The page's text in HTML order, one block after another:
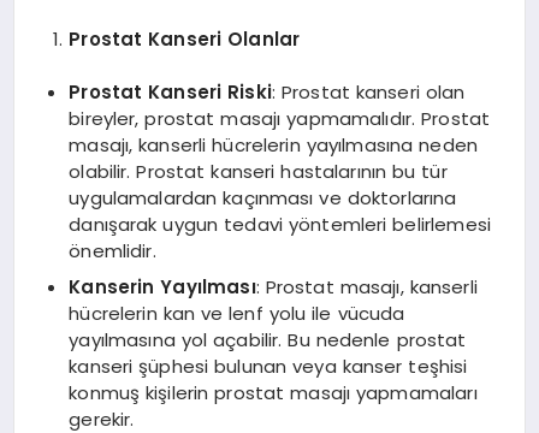
Prostat Kanseri Olanlar
Prostat Kanseri Riski: Prostat kanseri olan
bireyler, prostat masajı yapmamalıdır. Prostat
masajı, kanserli hücrelerin yayılmasına neden
olabilir. Prostat kanseri hastalarının bu tür
uygulamalardan kaçınması ve doktorlarına
danışarak uygun tedavi yöntemleri belirlemesi
önemlidir.
Kanserin Yayılması: Prostat masajı, kanserli
hücrelerin kan ve lenf yolu ile vücuda
yayılmasına yol açabilir. Bu nedenle prostat
kanseri şüphesi bulunan veya kanser teşhisi
konmuş kişilerin prostat masajı yapmamaları
gerekir.